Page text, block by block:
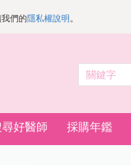
們的隱私權說明 。
好醫師 採購年鑑